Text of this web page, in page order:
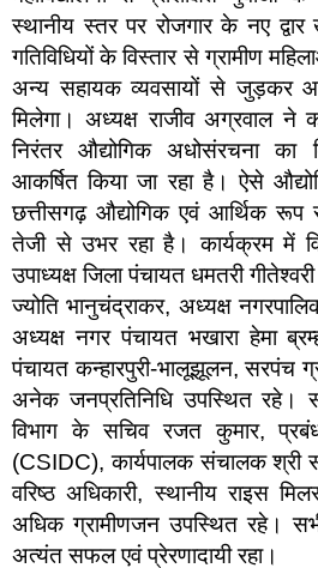
स्थानीय स्तर पर रोजगार के नए
गतिविधियों के विस्तार से ग्रामीण
अन्य सहायक व्यवसायों से जुड़कर
मिलेगा। अध्यक्ष राजीव अग्रवाल ने
निरंतर औद्योगिक अधोसंरचना
आकर्षित किया जा रहा है। ऐसे
छत्तीसगढ़ औद्योगिक एवं आर्थिक
तेजी से उभर रहा है। कार्यक्रम में
उपाध्यक्ष जिला पंचायत धमतरी
ज्योति भानुचंद्राकर, अध्यक्ष
अध्यक्ष नगर पंचायत भखारा हेमा
पंचायत कन्हारपुरी-भालूझूलन, सरपंच
अनेक जनप्रतिनिधि उपस्थित रहे।
विभाग के सचिव रजत कुमार,
(CSIDC), कार्यपालक संचालक श्री
वरिष्ठ अधिकारी, स्थानीय राइस
अधिक ग्रामीणजन उपस्थित रहे।
अत्यंत सफल एवं प्रेरणादायी रहा।